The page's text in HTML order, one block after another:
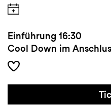
Einführung 16:30
Cool Down im